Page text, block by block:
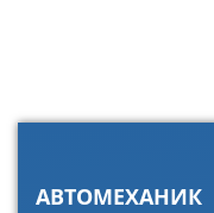
АВТОМЕХАНИК